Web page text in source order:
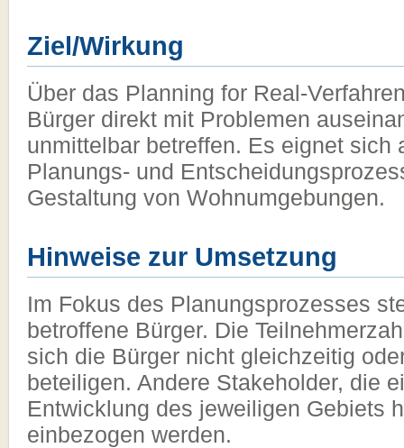
Ziel/Wirkung
Über das Planning for Real-
Bürger direkt mit Problemen
unmittelbar betreffen. Es eignet sich
Planungs- und
Gestaltung von Wohnumgebungen.
Hinweise zur Umsetzung
Im Fokus des Planungsprozesses
betroffene Bürger. Die
sich die Bürger nicht gleichzeitig
beteiligen. Andere Stakeholder, die
Entwicklung des jeweiligen Gebiets
einbezogen werden.